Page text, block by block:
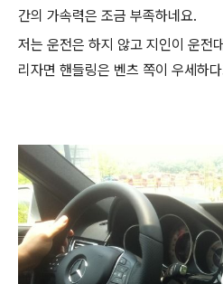
간의 가속력은 조금 부족하네요.
저는 운전은 하지 않고 지인이 운전
리자면 핸들링은 벤츠 쪽이 우세하